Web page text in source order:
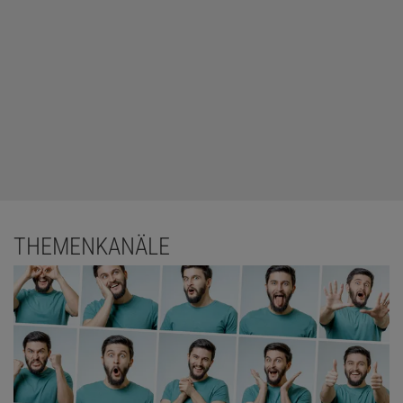
Sie haben in Ihrer Forschung neben Personen, die psychisch
erkrankt sind, weitere Typen von isla­mistischen Attentätern
herausgearbeitet. Welche sind das?
Ein zweiter wichtiger Typus sind dissoziale Charaktere, die
Kriminalität und Gewalt als legitimes Mittel betrachten, um ihren
Willen zu bekommen. Das sind gewaltbereite Hooligans, denen der
Salafismus eine Steilvorlage liefert, um ihren Drang auszuleben.
THEMENKANÄLE